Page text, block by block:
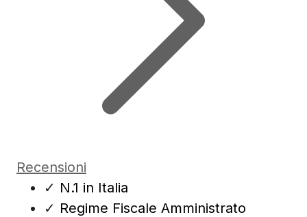
Recensioni
✓ N.1 in Italia
✓ Regime Fiscale Amministrato